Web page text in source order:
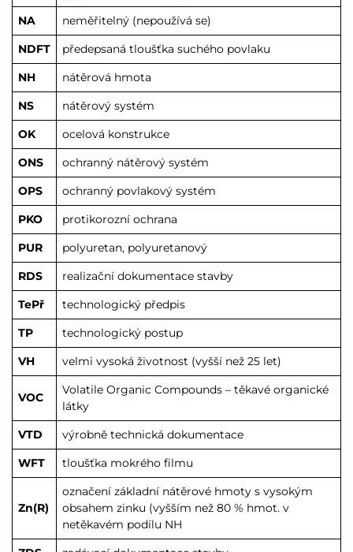
NA
neměřitelný (nepoužívá se)
NDFT
předepsaná tloušťka suchého povlaku
NH
nátěrová hmota
NS
nátěrový systém
OK
ocelová konstrukce
ONS
ochranný nátěrový systém
OPS
ochranný povlakový systém
PKO
protikorozní ochrana
PUR
polyuretan, polyuretanový
RDS
realizační dokumentace stavby
TePř
technologický předpis
TP
technologický postup
VH
velmi vysoká životnost (vyšší než 25 let)
VOC
Volatile Organic Compounds – těkavé organické
látky
VTD
výrobně technická dokumentace
WFT
tloušťka mokrého filmu
Zn(R)
označení základní nátěrové hmoty s vysokým
obsahem zinku (vyšším než 80 % hmot. v
netěkavém podílu NH